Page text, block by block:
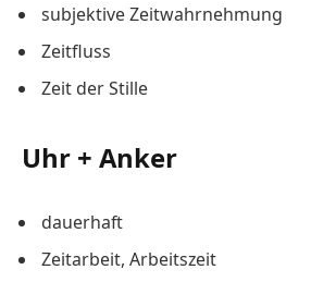
subjektive Zeitwahrnehmung
Zeitfluss
Zeit der Stille
Uhr + Anker
dauerhaft
Zeitarbeit, Arbeitszeit